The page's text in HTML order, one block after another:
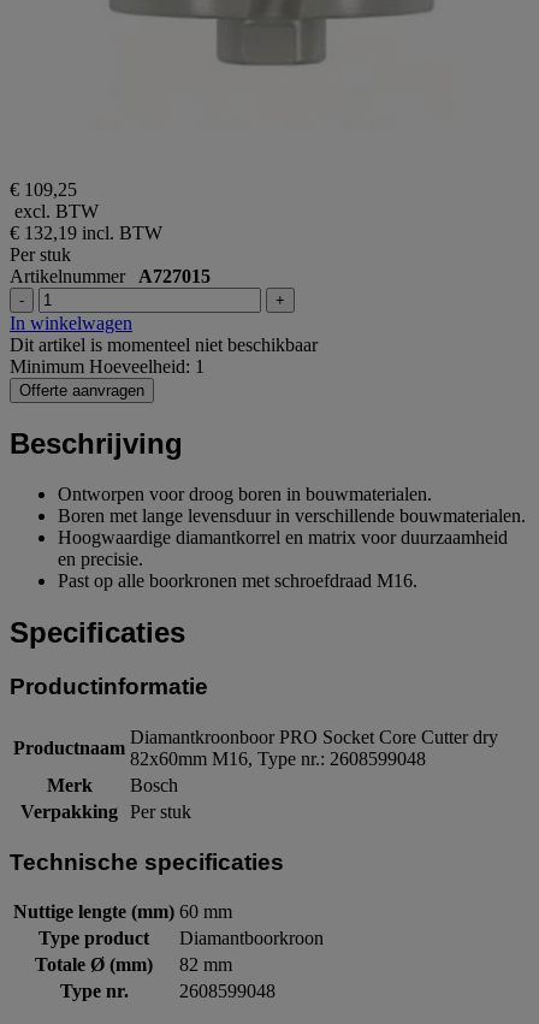
€ 109,25
excl. BTW
€ 132,19 incl. BTW
Per stuk
Artikelnummer A727015
- +
In winkelwagen
Dit artikel is momenteel niet beschikbaar
Minimum Hoeveelheid: 1
Offerte aanvragen
Beschrijving
Ontworpen voor droog boren in bouwmaterialen.
Boren met lange levensduur in verschillende bouwmaterialen.
Hoogwaardige diamantkorrel en matrix voor duurzaamheid
en precisie.
Past op alle boorkronen met schroefdraad M16.
Specificaties
Productinformatie
Productnaam
Diamantkroonboor PRO Socket Core Cutter dry
82x60mm M16, Type nr.: 2608599048
Merk
Bosch
Verpakking Per stuk
Technische specificaties
Nuttige lengte (mm) 60 mm
Type product
Diamantboorkroon
Totale Ø (mm)
82 mm
Type nr.
2608599048